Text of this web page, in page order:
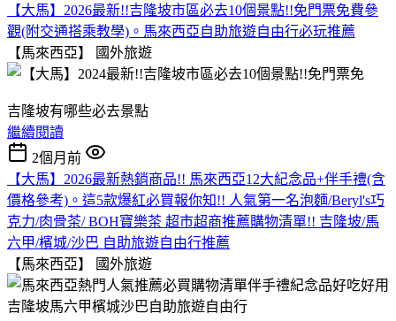
【大馬】2026最新!!吉隆坡市區必去10個景點!!免門票免費參
觀(附交通搭乘教學)。馬來西亞自助旅遊自由行必玩推薦
【馬來西亞】
國外旅遊
吉隆坡有哪些必去景點
繼續閱讀
2個月前
【大馬】2026最新熱銷商品!! 馬來西亞12大紀念品+伴手禮(含
價格參考)。這5款爆紅必買報你知!! 人氣第一名泡麵/Beryl's巧
克力/肉骨茶/ BOH寶樂茶 超市超商推薦購物清單!! 吉隆坡/馬
六甲/檳城/沙巴 自助旅遊自由行推薦
【馬來西亞】
國外旅遊